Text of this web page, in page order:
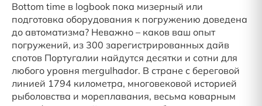
Bottom time в logbook пока мизерный или
подготовка оборудования к погружению доведена
до автоматизма? Неважно – каков ваш опыт
погружений, из 300 зарегистрированных дайв
спотов Португалии найдутся десятки и сотни для
любого уровня mergulhador. В стране с береговой
линией 1794 километра, многовековой историей
рыболовства и мореплавания, весьма коварным